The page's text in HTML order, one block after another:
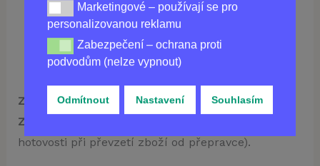
Marketingové – používají se pro personalizovanou
Marketingové – používají se pro
personalizovanou reklamu
Zabezpečení – ochrana proti podvodům (nelze
Zabezpečení – ochrana proti
podvodům (nelze vypnout)
Odmítnout Nastavení Souhlasím
KOUPIT ONLINE
Způsoby dopravy a jejich cena: Doprava zdarma.
Způsoby platby
hotovosti při převzetí zboží od přepravce).